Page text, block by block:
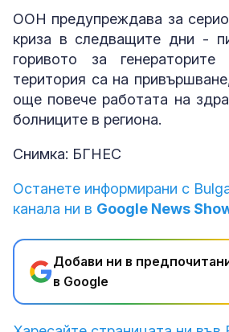
ООН предупреждава за
криза в следващите дни -
горивото за генераторите
територия са на
още повече работата на
болниците в региона.
Снимка: БГНЕС
Останете информирани с
канала ни в Google News
Добави ни в
в Google